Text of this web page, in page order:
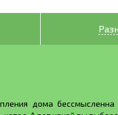
дома бессмысленна